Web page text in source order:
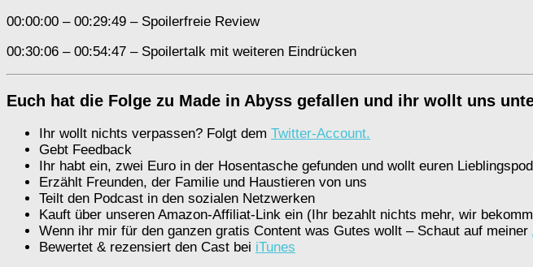
00:00:00 – 00:29:49 – Spoilerfreie Review
00:30:06 – 00:54:47 – Spoilertalk mit weiteren Eindrücken
Euch hat die Folge zu Made in Abyss gefallen und ihr wollt uns
Ihr wollt nichts verpassen? Folgt dem Twitter-Account.
Gebt Feedback
Ihr habt ein, zwei Euro in der Hosentasche gefunden und wollt euren
Erzählt Freunden, der Familie und Haustieren von uns
Teilt den Podcast in den sozialen Netzwerken
Kauft über unseren Amazon-Affiliat-Link ein (Ihr bezahlt nichts mehr, wir
Wenn ihr mir für den ganzen gratis Content was Gutes wollt – Schaut auf meiner
Bewertet & rezensiert den Cast bei iTunes